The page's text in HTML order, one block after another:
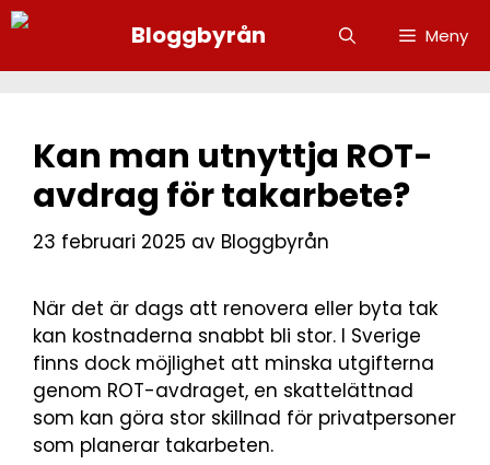
Bloggbyrån Meny
Kan man utnyttja ROT-
avdrag för takarbete?
23 februari 2025 av Bloggbyrån
När det är dags att renovera eller byta tak
kan kostnaderna snabbt bli stor. I Sverige
finns dock möjlighet att minska utgifterna
genom ROT-avdraget, en skattelättnad
som kan göra stor skillnad för privatpersoner
som planerar takarbeten.